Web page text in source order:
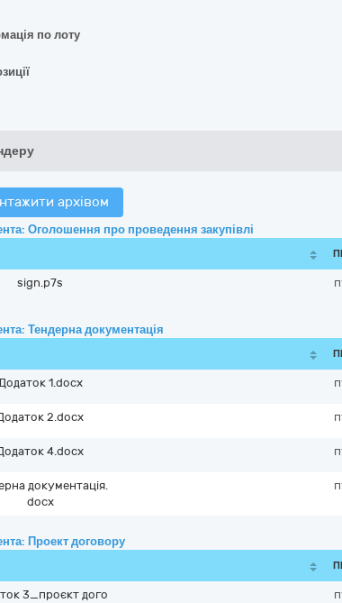
по лоту
архівом
Оголошення про проведення закупівлі
sign.p7s
Тендерна документація
1.docx
2.docx
4.docx
документація.
docx
Проект договору
3_проєкт дого